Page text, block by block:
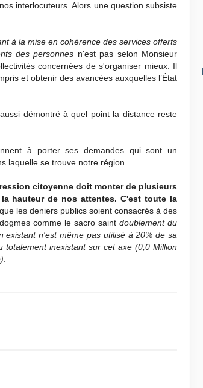
interlocuteurs. Alors une question subsiste
à la mise en cohérence des services offerts
des personnes n'est pas selon Monsieur
concernées de s'organiser mieux. Il
et obtenir des avancées auxquelles l’État
démontré à quel point la distance reste
à porter ses demandes qui sont un
laquelle se trouve notre région.
citoyenne doit monter de plusieurs
hauteur de nos attentes. C'est toute la
les deniers publics soient consacrés à des
comme le sacro saintdoublement du
existant n'est même pas utilisé à 20% de sa
inexistant sur cet axe (0,0 Million